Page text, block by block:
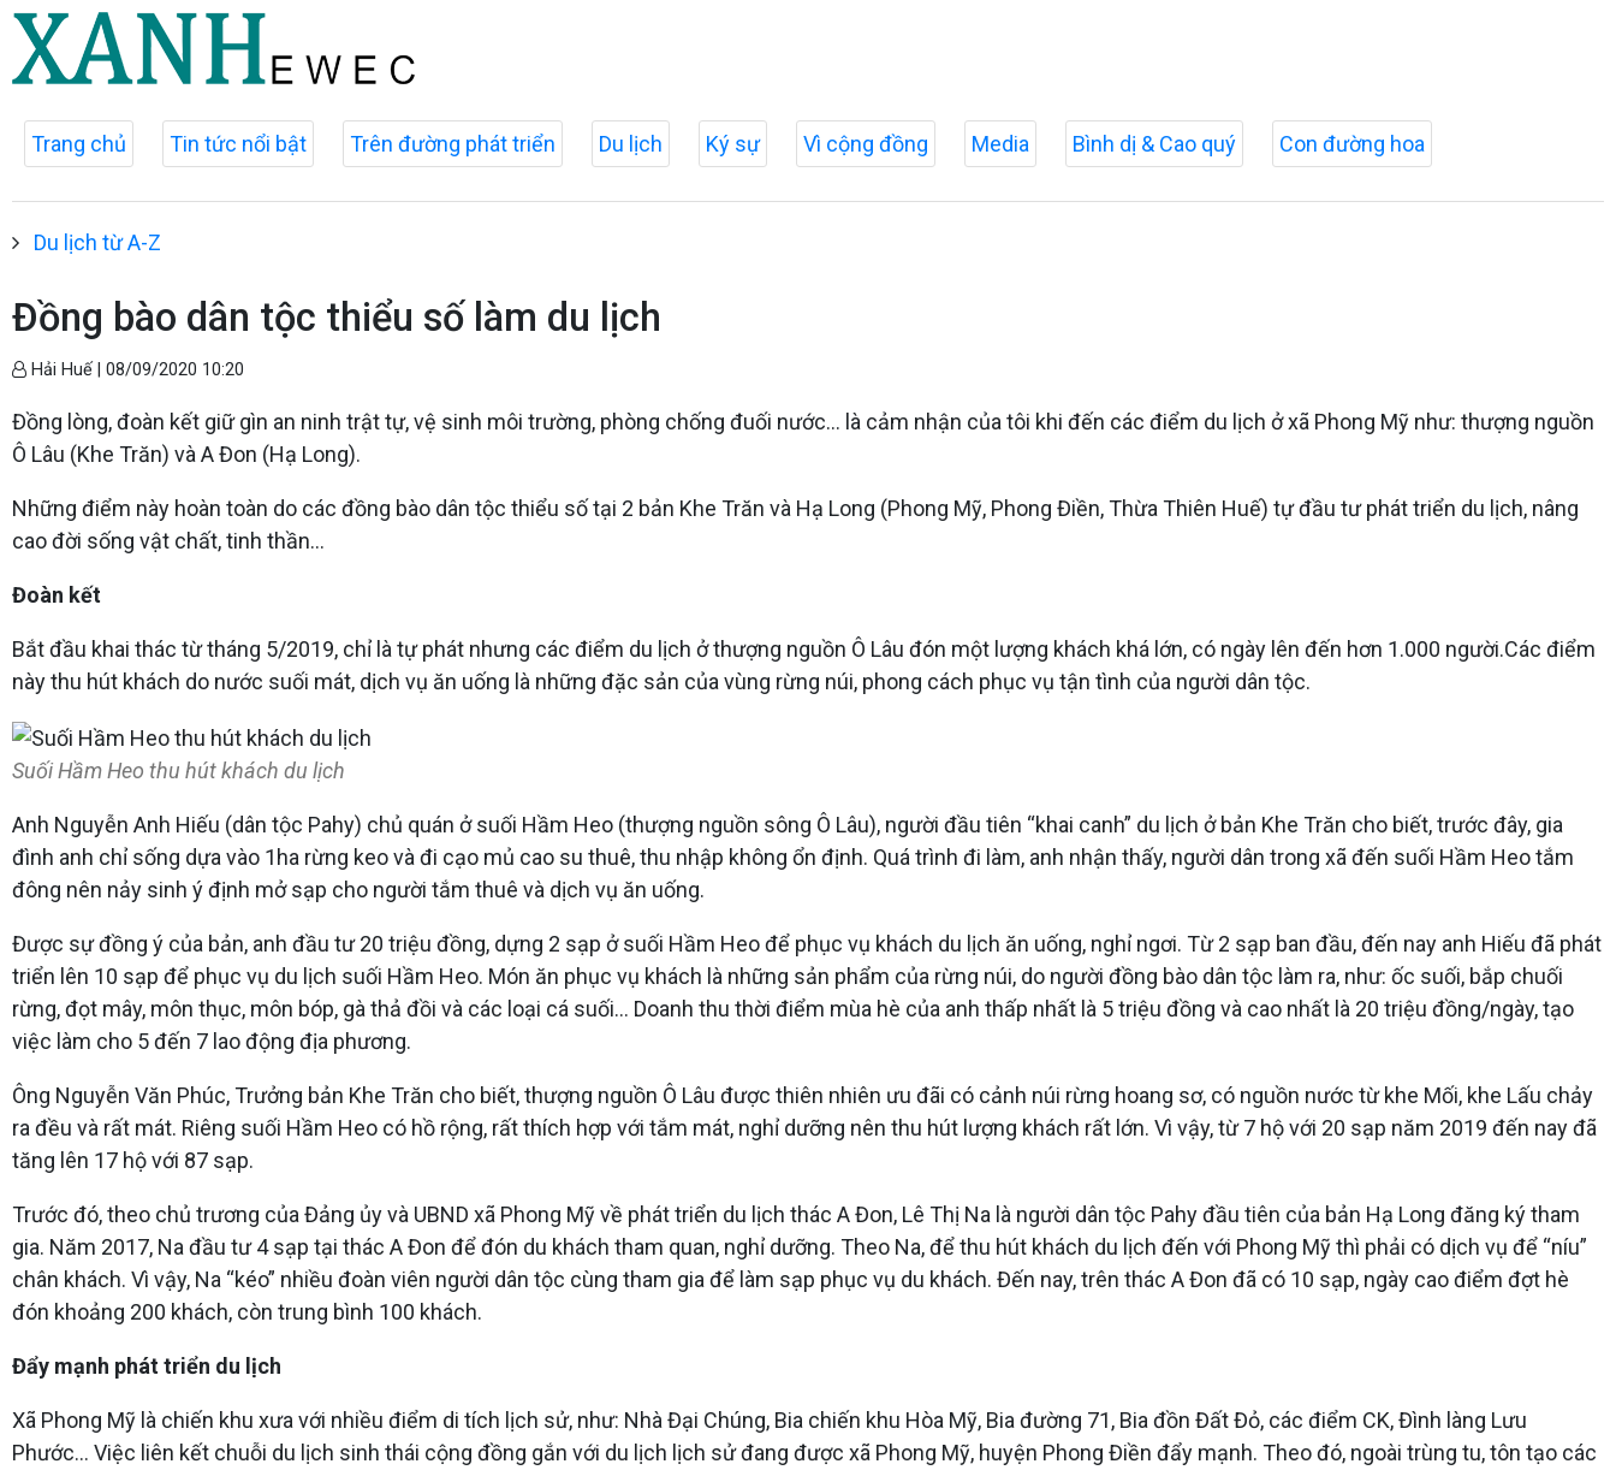
Trang chủ Tin tức nổi bật Trên đường phát triển Du lịch Ký sự Vì cộng đồng Media Bình dị & Cao quý Con đường hoa
Du lịch từ A-Z
Đồng bào dân tộc thiểu số làm du lịch
Hải Huế | 08/09/2020 10:20
Đồng lòng, đoàn kết giữ gìn an ninh trật tự, vệ sinh môi trường, phòng chống đuối nước… là cảm nhận của tôi khi đến các điểm du lịch ở xã Phong Mỹ như: thượng nguồn
Ô Lâu (Khe Trăn) và A Đon (Hạ Long).
Những điểm này hoàn toàn do các đồng bào dân tộc thiểu số tại 2 bản Khe Trăn và Hạ Long (Phong Mỹ, Phong Điền, Thừa Thiên Huế) tự đầu tư phát triển du lịch, nâng
cao đời sống vật chất, tinh thần...
Đoàn kết
Bắt đầu khai thác từ tháng 5/2019, chỉ là tự phát nhưng các điểm du lịch ở thượng nguồn Ô Lâu đón một lượng khách khá lớn, có ngày lên đến hơn 1.000 người.Các điểm
này thu hút khách do nước suối mát, dịch vụ ăn uống là những đặc sản của vùng rừng núi, phong cách phục vụ tận tình của người dân tộc.
Suối Hầm Heo thu hút khách du lịch
Anh Nguyễn Anh Hiếu (dân tộc Pahy) chủ quán ở suối Hầm Heo (thượng nguồn sông Ô Lâu), người đầu tiên “khai canh” du lịch ở bản Khe Trăn cho biết, trước đây, gia
đình anh chỉ sống dựa vào 1ha rừng keo và đi cạo mủ cao su thuê, thu nhập không ổn định. Quá trình đi làm, anh nhận thấy, người dân trong xã đến suối Hầm Heo tắm
đông nên nảy sinh ý định mở sạp cho người tắm thuê và dịch vụ ăn uống.
Được sự đồng ý của bản, anh đầu tư 20 triệu đồng, dựng 2 sạp ở suối Hầm Heo để phục vụ khách du lịch ăn uống, nghỉ ngơi. Từ 2 sạp ban đầu, đến nay anh Hiếu đã phát
triển lên 10 sạp để phục vụ du lịch suối Hầm Heo. Món ăn phục vụ khách là những sản phẩm của rừng núi, do người đồng bào dân tộc làm ra, như: ốc suối, bắp chuối
rừng, đọt mây, môn thục, môn bóp, gà thả đồi và các loại cá suối… Doanh thu thời điểm mùa hè của anh thấp nhất là 5 triệu đồng và cao nhất là 20 triệu đồng/ngày, tạo
việc làm cho 5 đến 7 lao động địa phương.
Ông Nguyễn Văn Phúc, Trưởng bản Khe Trăn cho biết, thượng nguồn Ô Lâu được thiên nhiên ưu đãi có cảnh núi rừng hoang sơ, có nguồn nước từ khe Mối, khe Lấu chảy
ra đều và rất mát. Riêng suối Hầm Heo có hồ rộng, rất thích hợp với tắm mát, nghỉ dưỡng nên thu hút lượng khách rất lớn. Vì vậy, từ 7 hộ với 20 sạp năm 2019 đến nay đã
tăng lên 17 hộ với 87 sạp.
Trước đó, theo chủ trương của Đảng ủy và UBND xã Phong Mỹ về phát triển du lịch thác A Đon, Lê Thị Na là người dân tộc Pahy đầu tiên của bản Hạ Long đăng ký tham
gia. Năm 2017, Na đầu tư 4 sạp tại thác A Đon để đón du khách tham quan, nghỉ dưỡng. Theo Na, để thu hút khách du lịch đến với Phong Mỹ thì phải có dịch vụ để “níu”
chân khách. Vì vậy, Na “kéo” nhiều đoàn viên người dân tộc cùng tham gia để làm sạp phục vụ du khách. Đến nay, trên thác A Đon đã có 10 sạp, ngày cao điểm đợt hè
đón khoảng 200 khách, còn trung bình 100 khách.
Đẩy mạnh phát triển du lịch
Xã Phong Mỹ là chiến khu xưa với nhiều điểm di tích lịch sử, như: Nhà Đại Chúng, Bia chiến khu Hòa Mỹ, Bia đường 71, Bia đồn Đất Đỏ, các điểm CK, Đình làng Lưu
Phước… Việc liên kết chuỗi du lịch sinh thái cộng đồng gắn với du lịch lịch sử đang được xã Phong Mỹ, huyện Phong Điền đẩy mạnh. Theo đó, ngoài trùng tu, tôn tạo các